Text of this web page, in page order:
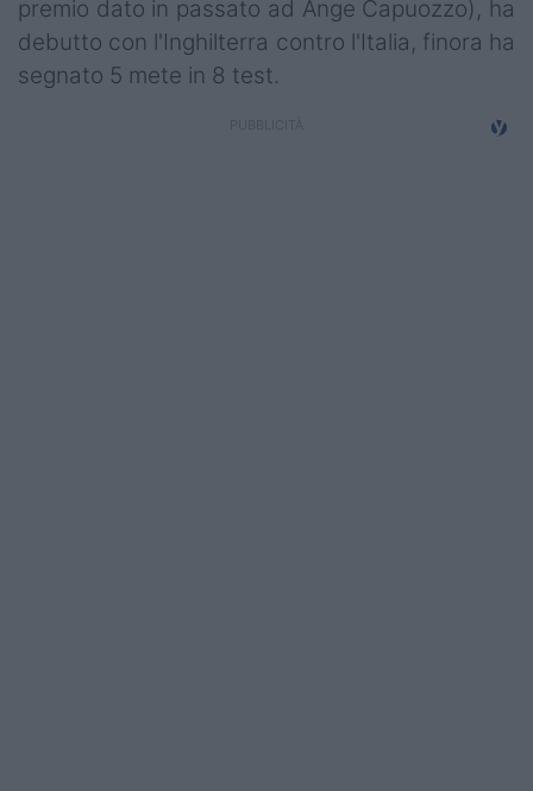
premio dato in passato ad Ange Capuozzo), ha
debutto con l'Inghilterra contro l'Italia, finora ha
segnato 5 mete in 8 test.